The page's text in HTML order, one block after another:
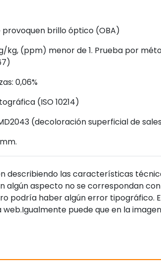
brillo óptico (OBA)
kg, (ppm) menor de 1. Prueba por
0,06%
(ISO 10214)
(decoloración superficial de
describiendo las características
algún aspecto no se correspondan
podría haber algún error
web.Igualmente puede que en la